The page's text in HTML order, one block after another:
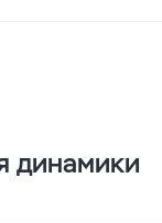
динамики